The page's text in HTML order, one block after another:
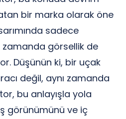
bir marka olarak öne
sadece
zamanda görsellik de
Düşünün ki, bir uçak
değil, aynı zamanda
bu anlayışla yola
görünümünü ve iç